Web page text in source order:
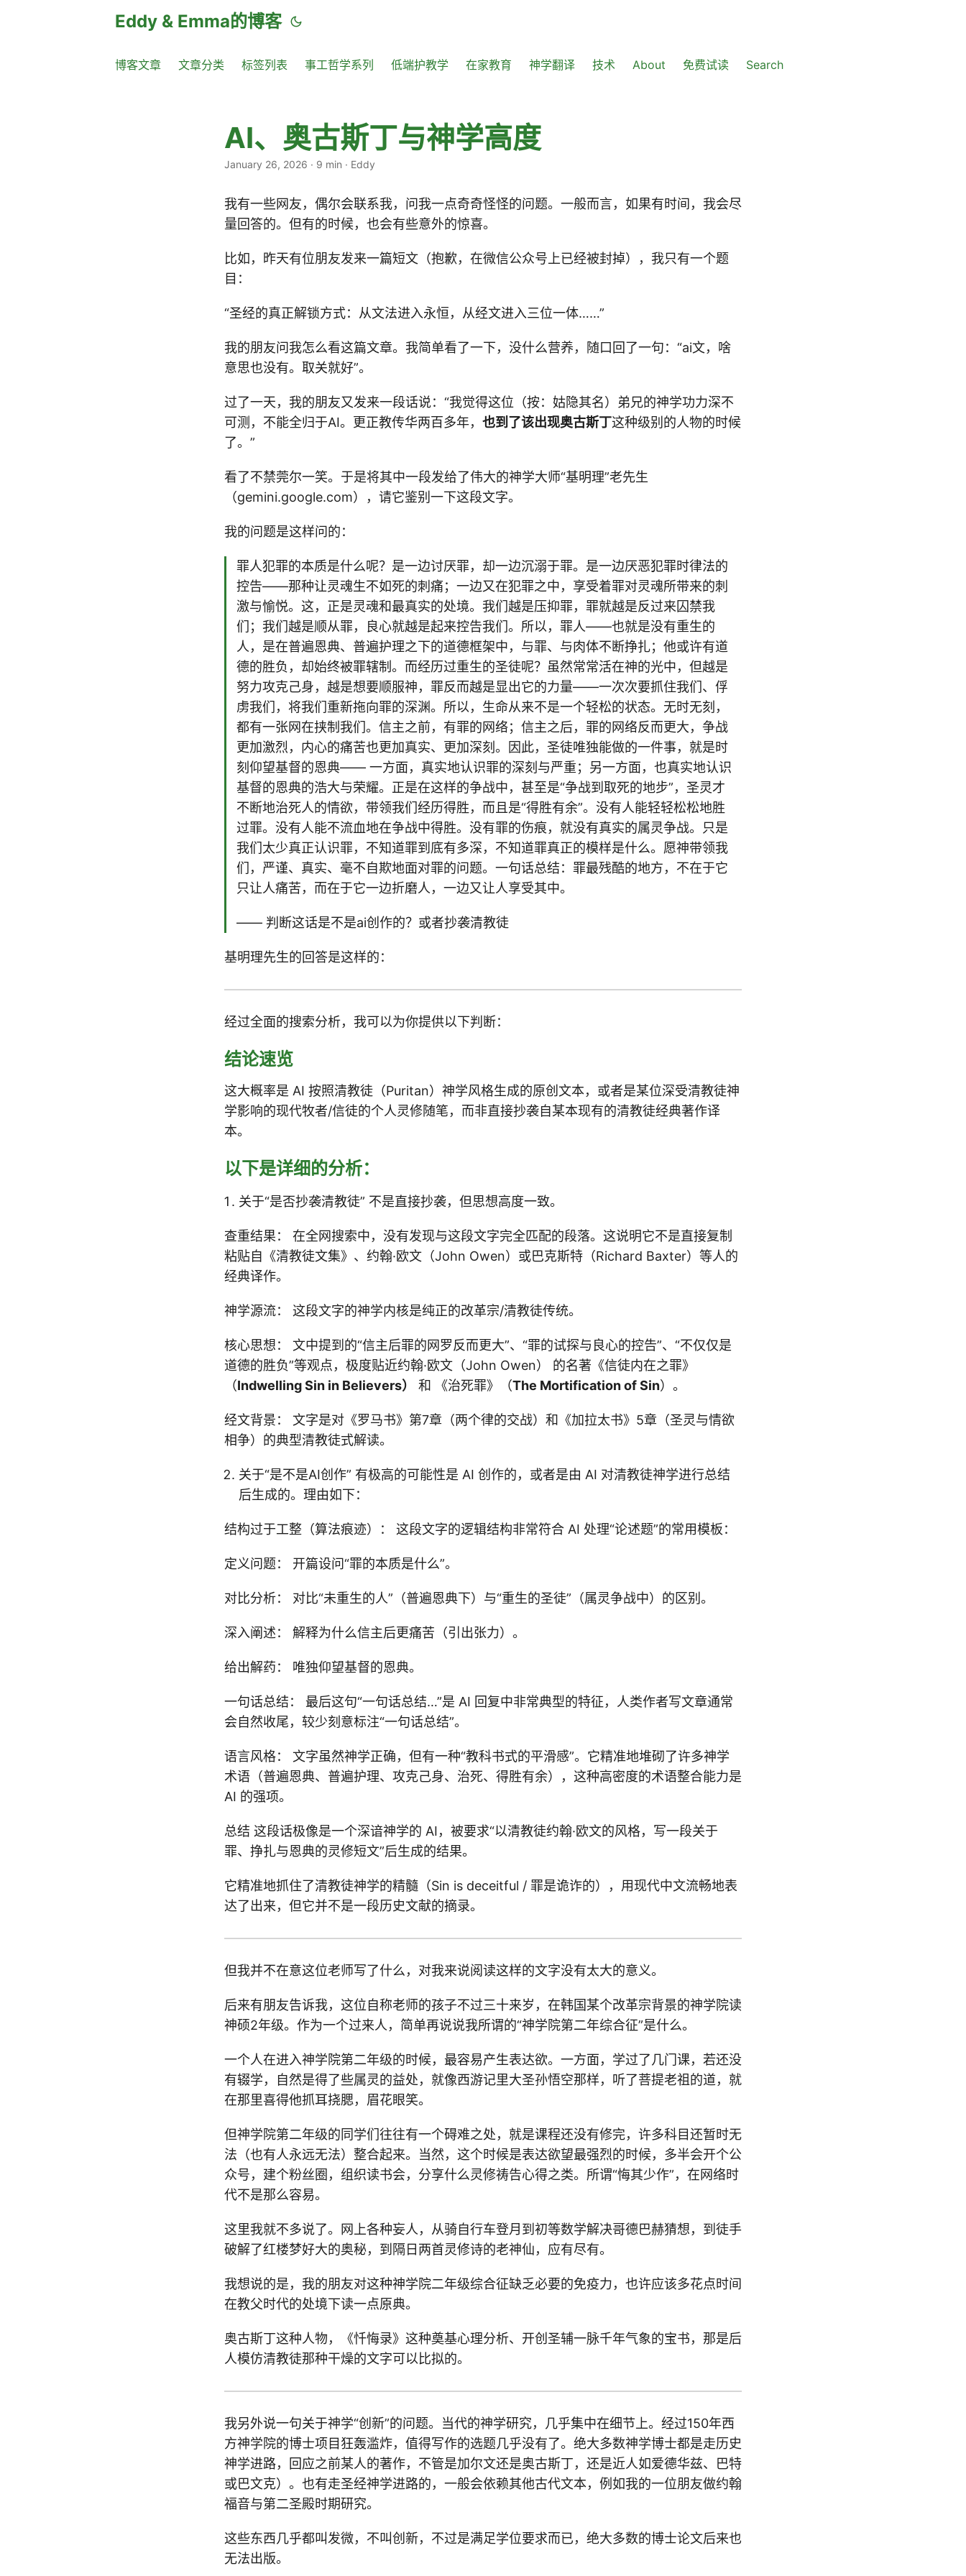
Eddy & Emma的博客
博客文章 文章分类 标签列表 事工哲学系列 低端护教学 在家教育 神学翻译 技术 About 免费试读 Search
AI、奥古斯丁与神学高度
January 26, 2026 · 9 min · Eddy
我有一些网友，偶尔会联系我，问我一点奇奇怪怪的问题。一般而言，如果有时间，我会尽
量回答的。但有的时候，也会有些意外的惊喜。
比如，昨天有位朋友发来一篇短文（抱歉，在微信公众号上已经被封掉），我只有一个题
目：
“圣经的真正解锁方式：从文法进入永恒，从经文进入三位一体……”
我的朋友问我怎么看这篇文章。我简单看了一下，没什么营养，随口回了一句：“ai文，啥
意思也没有。取关就好”。
过了一天，我的朋友又发来一段话说：“我觉得这位（按：姑隐其名）弟兄的神学功力深不
可测，不能全归于AI。更正教传华两百多年， 也到了该出现奥古斯丁这种级别的人物的时候
了。”
看了不禁莞尔一笑。于是将其中一段发给了伟大的神学大师“基明理”老先生
（gemini.google.com），请它鉴别一下这段文字。
我的问题是这样问的：
罪人犯罪的本质是什么呢？是一边讨厌罪，却一边沉溺于罪。是一边厌恶犯罪时律法的
控告——那种让灵魂生不如死的刺痛；一边又在犯罪之中，享受着罪对灵魂所带来的刺
激与愉悦。这，正是灵魂和最真实的处境。我们越是压抑罪，罪就越是反过来囚禁我
们；我们越是顺从罪，良心就越是起来控告我们。所以，罪人——也就是没有重生的
人，是在普遍恩典、普遍护理之下的道德框架中，与罪、与肉体不断挣扎；他或许有道
德的胜负，却始终被罪辖制。而经历过重生的圣徒呢？虽然常常活在神的光中，但越是
努力攻克己身，越是想要顺服神，罪反而越是显出它的力量——一次次要抓住我们、俘
虏我们，将我们重新拖向罪的深渊。所以，生命从来不是一个轻松的状态。无时无刻，
都有一张网在挟制我们。信主之前，有罪的网络；信主之后，罪的网络反而更大，争战
更加激烈，内心的痛苦也更加真实、更加深刻。因此，圣徒唯独能做的一件事，就是时
刻仰望基督的恩典—— 一方面，真实地认识罪的深刻与严重；另一方面，也真实地认识
基督的恩典的浩大与荣耀。正是在这样的争战中，甚至是“争战到取死的地步”，圣灵才
不断地治死人的情欲，带领我们经历得胜，而且是“得胜有余”。没有人能轻轻松松地胜
过罪。没有人能不流血地在争战中得胜。没有罪的伤痕，就没有真实的属灵争战。只是
我们太少真正认识罪，不知道罪到底有多深，不知道罪真正的模样是什么。愿神带领我
们，严谨、真实、毫不自欺地面对罪的问题。一句话总结：罪最残酷的地方，不在于它
只让人痛苦，而在于它一边折磨人，一边又让人享受其中。
—— 判断这话是不是ai创作的？或者抄袭清教徒
基明理先生的回答是这样的：
经过全面的搜索分析，我可以为你提供以下判断：
结论速览
这大概率是 AI 按照清教徒（Puritan）神学风格生成的原创文本，或者是某位深受清教徒神
学影响的现代牧者/信徒的个人灵修随笔，而非直接抄袭自某本现有的清教徒经典著作译
本。
以下是详细的分析：
关于“是否抄袭清教徒” 不是直接抄袭，但思想高度一致。
查重结果： 在全网搜索中，没有发现与这段文字完全匹配的段落。这说明它不是直接复制
粘贴自《清教徒文集》、约翰·欧文（John Owen）或巴克斯特（Richard Baxter）等人的
经典译作。
神学源流： 这段文字的神学内核是纯正的改革宗/清教徒传统。
核心思想： 文中提到的“信主后罪的网罗反而更大”、“罪的试探与良心的控告”、“不仅仅是
道德的胜负”等观点，极度贴近约翰·欧文（John Owen） 的名著《信徒内在之罪》
（Indwelling Sin in Believers） 和 《治死罪》（The Mortification of Sin）。
经文背景： 文字是对《罗马书》第7章（两个律的交战）和《加拉太书》5章（圣灵与情欲
相争）的典型清教徒式解读。
关于“是不是AI创作” 有极高的可能性是 AI 创作的，或者是由 AI 对清教徒神学进行总结
后生成的。理由如下：
结构过于工整（算法痕迹）： 这段文字的逻辑结构非常符合 AI 处理“论述题”的常用模板：
定义问题： 开篇设问“罪的本质是什么”。
对比分析： 对比“未重生的人”（普遍恩典下）与“重生的圣徒”（属灵争战中）的区别。
深入阐述： 解释为什么信主后更痛苦（引出张力）。
给出解药： 唯独仰望基督的恩典。
一句话总结： 最后这句“一句话总结…”是 AI 回复中非常典型的特征，人类作者写文章通常
会自然收尾，较少刻意标注“一句话总结”。
语言风格： 文字虽然神学正确，但有一种“教科书式的平滑感”。它精准地堆砌了许多神学
术语（普遍恩典、普遍护理、攻克己身、治死、得胜有余），这种高密度的术语整合能力是
AI 的强项。
总结 这段话极像是一个深谙神学的 AI，被要求“以清教徒约翰·欧文的风格，写一段关于
罪、挣扎与恩典的灵修短文”后生成的结果。
它精准地抓住了清教徒神学的精髓（Sin is deceitful / 罪是诡诈的），用现代中文流畅地表
达了出来，但它并不是一段历史文献的摘录。
但我并不在意这位老师写了什么，对我来说阅读这样的文字没有太大的意义。
后来有朋友告诉我，这位自称老师的孩子不过三十来岁，在韩国某个改革宗背景的神学院读
神硕2年级。作为一个过来人，简单再说说我所谓的“神学院第二年综合征”是什么。
一个人在进入神学院第二年级的时候，最容易产生表达欲。一方面，学过了几门课，若还没
有辍学，自然是得了些属灵的益处，就像西游记里大圣孙悟空那样，听了菩提老祖的道，就
在那里喜得他抓耳挠腮，眉花眼笑。
但神学院第二年级的同学们往往有一个碍难之处，就是课程还没有修完，许多科目还暂时无
法（也有人永远无法）整合起来。当然，这个时候是表达欲望最强烈的时候，多半会开个公
众号，建个粉丝圈，组织读书会，分享什么灵修祷告心得之类。所谓“悔其少作”，在网络时
代不是那么容易。
这里我就不多说了。网上各种妄人，从骑自行车登月到初等数学解决哥德巴赫猜想，到徒手
破解了红楼梦好大的奥秘，到隔日两首灵修诗的老神仙，应有尽有。
我想说的是，我的朋友对这种神学院二年级综合征缺乏必要的免疫力，也许应该多花点时间
在教父时代的处境下读一点原典。
奥古斯丁这种人物，《忏悔录》这种奠基心理分析、开创圣辅一脉千年气象的宝书，那是后
人模仿清教徒那种干燥的文字可以比拟的。
我另外说一句关于神学“创新”的问题。当代的神学研究，几乎集中在细节上。经过150年西
方神学院的博士项目狂轰滥炸，值得写作的选题几乎没有了。绝大多数神学博士都是走历史
神学进路，回应之前某人的著作，不管是加尔文还是奥古斯丁，还是近人如爱德华兹、巴特
或巴文克）。也有走圣经神学进路的，一般会依赖其他古代文本，例如我的一位朋友做约翰
福音与第二圣殿时期研究。
这些东西几乎都叫发微，不叫创新，不过是满足学位要求而已，绝大多数的博士论文后来也
无法出版。